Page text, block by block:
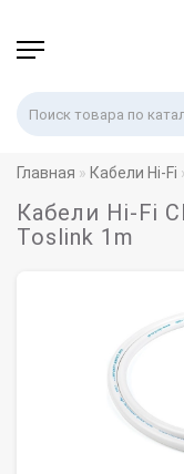
Главная Кабели Hi-Fi
Кабели Hi-Fi
Toslink 1m